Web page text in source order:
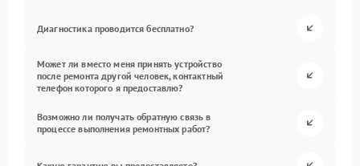
Диагностика проводится бесплатно?
Может ли вместо меня принять устройство
после ремонта другой человек, контактный
телефон которого я предоставлю?
Возможно ли получать обратную связь в
процессе выполнения ремонтных работ?